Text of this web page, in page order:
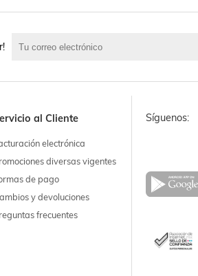
al Cliente
electrónica
diversas vigentes
de pago
y devoluciones
frecuentes
Síguenos: